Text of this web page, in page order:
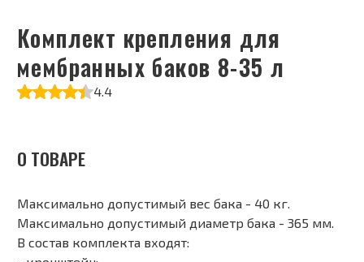
Комплект крепления для
мембранных баков 8-35 л
4.4
О ТОВАРЕ
Максимально допустимый вес бака - 40 кг.
Максимально допустимый диаметр бака - 365 мм.
В состав комплекта входят: